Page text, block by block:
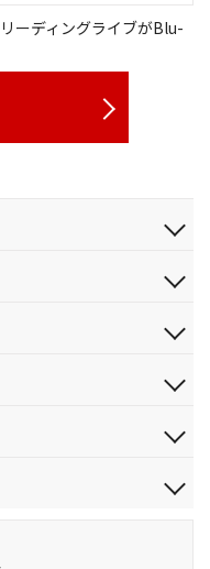
ーディングライブがBlu-
：132分／ﾄﾞﾙﾋﾞｰﾃﾞｼﾞﾀﾙ
」夜公演の模様をメイン
オン・ストラトス：三木